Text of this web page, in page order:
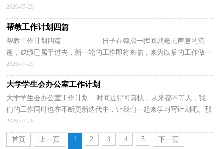
作进行了大的完善，同时加强了策划交...
2026-07-29
帮教工作计划四篇
帮教工作计划四篇 日子在弹指一挥间就毫无声息的流
逝，成绩已属于过去，新一轮的工作即将来临，来为以后的工作做一
份计划吧。相信大家又在为写计划犯愁了吧？...
2026-07-29
大学学生会办公室工作计划
大学学生会办公室工作计划 时间过得可真快，从来都不等人，我
们的工作同时也在不断更新迭代中，让我们一起来学习写计划吧。那
么我们该怎么去写计划呢？下面是小编为大家收集的大...
2026-07-29
首页 上一页 1 2 3 4 5
下一页